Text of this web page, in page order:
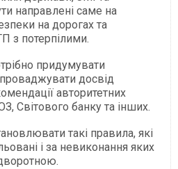
направлені саме на
на дорогах та
з потерпілими.
придумувати
досвід
авторитетних
Світового банку та інших.
такі правила, які
і за невиконання яких